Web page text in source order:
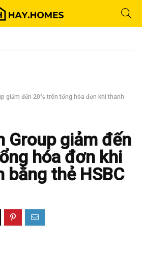
giảm đến 20% trên tổng hóa đơn khi thanh
Group giảm đến
hóa đơn khi
bằng thẻ HSBC